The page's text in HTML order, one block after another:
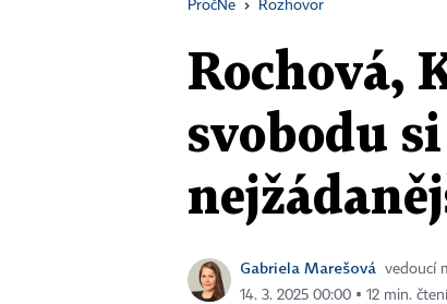
PročNe › Rozhovor
Rochová,
svobodu
Gabriela Marešová
vedoucí
14. 3. 2025 00:00 ▪ 12 min. čtení